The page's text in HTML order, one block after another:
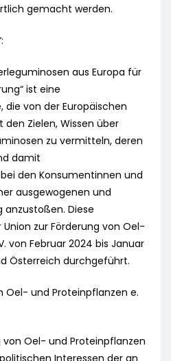
gemacht werden.
aus Europa für
ist eine
von der Europäischen
Zielen, Wissen über
zu vermitteln, deren
damit
den Konsumentinnen und
ausgewogenen und
anzustoßen. Diese
zur Förderung von Oel-
von Februar 2024 bis Januar
Österreich durchgeführt.
Oel- und Proteinpflanzen e.
von Oel- und Proteinpflanzen